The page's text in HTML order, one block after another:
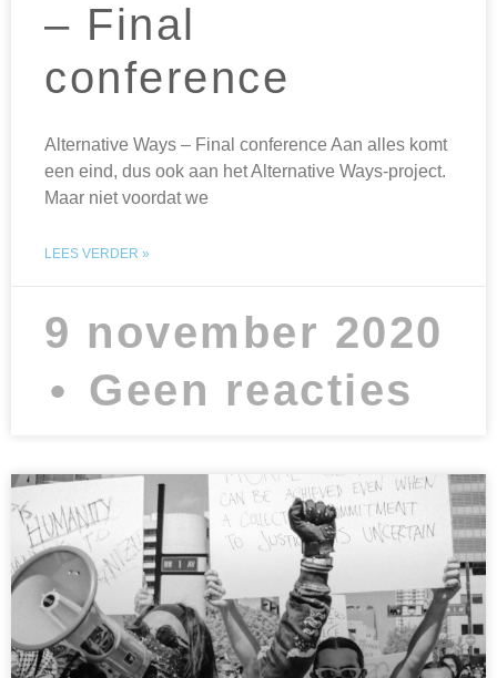
– Final
conference
Alternative Ways – Final conference Aan alles komt
een eind, dus ook aan het Alternative Ways-project.
Maar niet voordat we
LEES VERDER »
9 november 2020
Geen reacties